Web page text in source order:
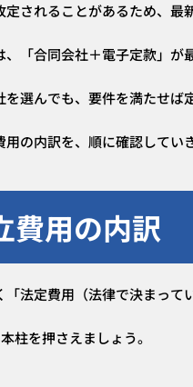
されることがあるため、最
「合同会社＋電子定款」が
選んでも、要件を満たせば
の内訳を、順に確認してい
費用の内訳
法定費用（法律で決まって
柱を押さえましょう。